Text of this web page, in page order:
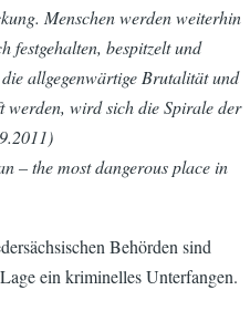
Menschen werden weiterhin
festgehalten, bespitzelt und
allgegenwärtige Brutalität und
wird sich die Spirale der
– the most dangerous place in
Behörden sind
ein kriminelles Unterfangen.